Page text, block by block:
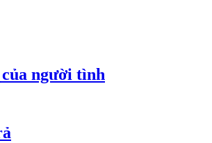
người tình